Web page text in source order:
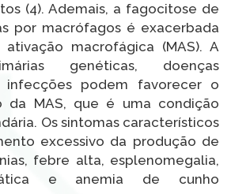
(4). Ademais, a fagocitose de
por macrófagos é exacerbada
macrofágica (MAS). A
genéticas, doenças
infecções podem favorecer o
da MAS, que é uma condição
Os sintomas característicos
excessivo da produção de
febre alta, esplenomegalia,
e anemia de cunho